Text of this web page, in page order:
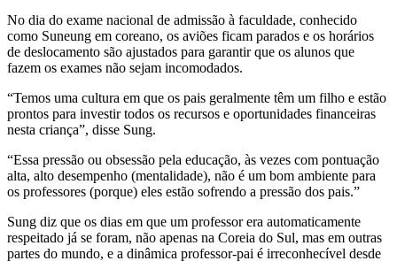
No dia do exame nacional de admissão à faculdade, conhecido
como Suneung em coreano, os aviões ficam parados e os horários
de deslocamento são ajustados para garantir que os alunos que
fazem os exames não sejam incomodados.
“Temos uma cultura em que os pais geralmente têm um filho e estão
prontos para investir todos os recursos e oportunidades financeiras
nesta criança”, disse Sung.
“Essa pressão ou obsessão pela educação, às vezes com pontuação
alta, alto desempenho (mentalidade), não é um bom ambiente para
os professores (porque) eles estão sofrendo a pressão dos pais.”
Sung diz que os dias em que um professor era automaticamente
respeitado já se foram, não apenas na Coreia do Sul, mas em outras
partes do mundo, e a dinâmica professor-pai é irreconhecível desde